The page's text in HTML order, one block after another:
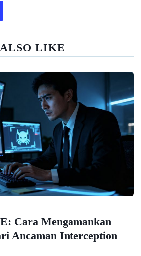
LIKE
Cara Mengamankan
Ancaman Interception